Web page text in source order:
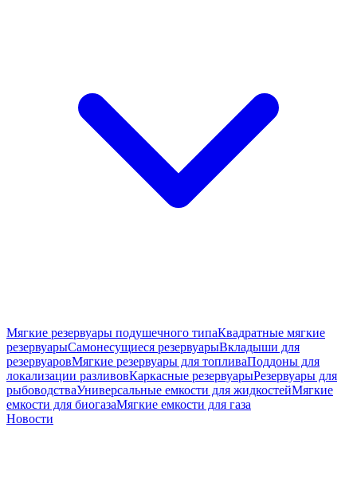
Мягкие резервуары подушечного типаКвадратные мягкие
резервуарыСамонесущиеся резервуарыВкладыши для
резервуаровМягкие резервуары для топливаПоддоны для
локализации разливовКаркасные резервуарыРезервуары для
рыбоводстваУниверсальные емкости для жидкостейМягкие
емкости для биогазаМягкие емкости для газа
Новости